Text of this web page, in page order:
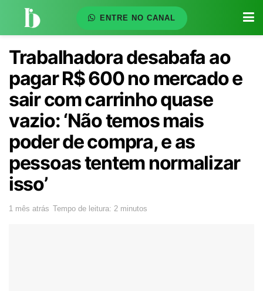
ENTRE NO CANAL
Trabalhadora desabafa ao
pagar R$ 600 no mercado e
sair com carrinho quase
vazio: ‘Não temos mais
poder de compra, e as
pessoas tentem normalizar
isso’
1 mês atrás Tempo de leitura: 2 minutos